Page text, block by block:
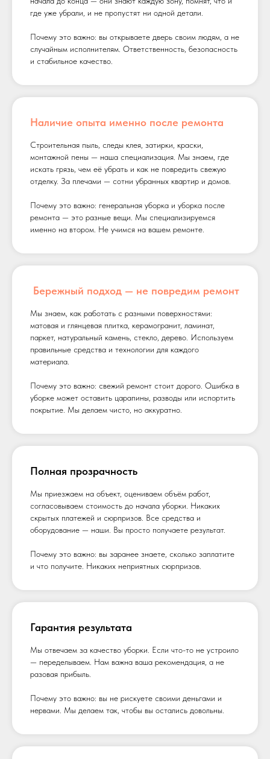
где уже убрали, и не пропустят ни одной детали.
Почему это важно: вы открываете дверь своим людям, а не
случайным исполнителям. Ответственность, безопасность
и стабильное качество.
Наличие опыта именно после ремонта
Строительная пыль, следы клея, затирки, краски,
монтажной пены — наша специализация. Мы знаем, где
искать грязь, чем её убрать и как не повредить свежую
отделку. За плечами — сотни убранных квартир и домов.
Почему это важно: генеральная уборка и уборка после
ремонта — это разные вещи. Мы специализируемся
именно на втором. Не учимся на вашем ремонте.
Бережный подход — не повредим ремонт
Мы знаем, как работать с разными поверхностями:
матовая и глянцевая плитка, керамогранит, ламинат,
паркет, натуральный камень, стекло, дерево. Используем
правильные средства и технологии для каждого
материала.
Почему это важно: свежий ремонт стоит дорого. Ошибка в
уборке может оставить царапины, разводы или испортить
покрытие. Мы делаем чисто, но аккуратно.
Полная прозрачность
Мы приезжаем на объект, оцениваем объём работ,
согласовываем стоимость до начала уборки. Никаких
скрытых платежей и сюрпризов. Все средства и
оборудование — наши. Вы просто получаете результат.
Почему это важно: вы заранее знаете, сколько заплатите
и что получите. Никаких неприятных сюрпризов.
Гарантия результата
Мы отвечаем за качество уборки. Если что-то не устроило
— переделываем. Нам важна ваша рекомендация, а не
разовая прибыль.
Почему это важно: вы не рискуете своими деньгами и
нервами. Мы делаем так, чтобы вы остались довольны.